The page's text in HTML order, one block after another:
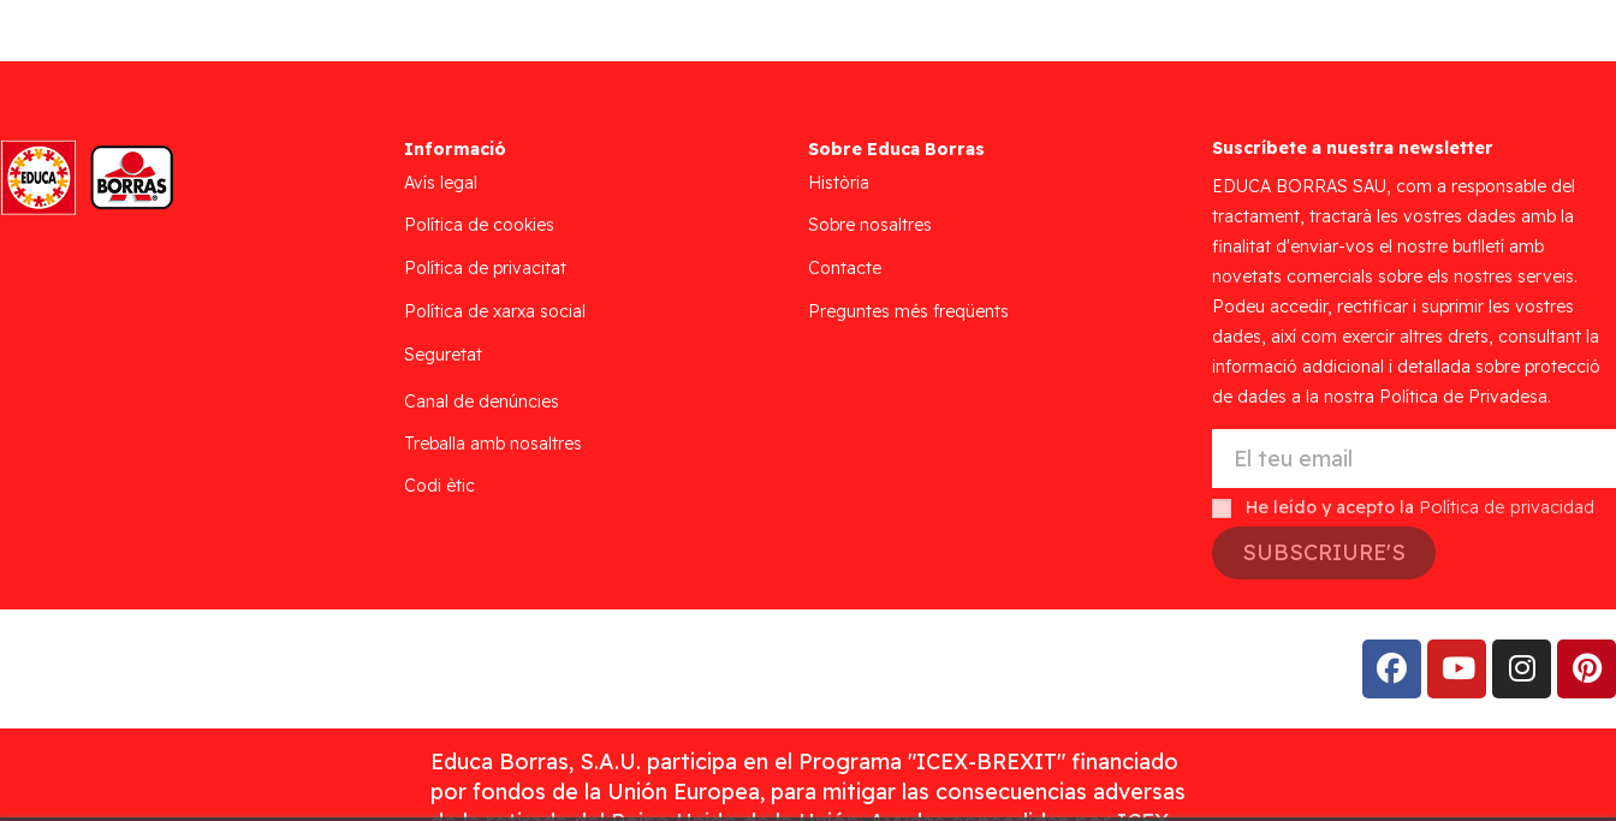
Informació
Avís legal
Política de cookies
Política de privacitat
Política de xarxa social
Seguretat
Canal de denúncies
Treballa amb nosaltres
Codi ètic
Sobre Educa Borras
Història
Sobre nosaltres
Contacte
Preguntes més freqüents
Suscríbete a nuestra newsletter
EDUCA BORRAS SAU, com a responsable del
tractament, tractarà les vostres dades amb la
finalitat d'enviar-vos el nostre butlletí amb
novetats comercials sobre els nostres serveis.
Podeu accedir, rectificar i suprimir les vostres
dades, així com exercir altres drets, consultant la
informació addicional i detallada sobre protecció
de dades a la nostra Política de Privadesa.
He leído y acepto la Política de privacidad
SUBSCRIURE'S
Educa Borras, S.A.U. participa en el Programa "ICEX-BREXIT" financiado
por fondos de la Unión Europea, para mitigar las consecuencias adversas